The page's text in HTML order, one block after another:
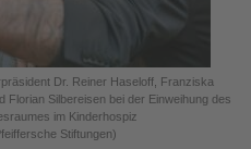
Dr. Reiner Haseloff, Franziska
Florian Silbereisen bei der Einweihung des
im Kinderhospiz
Stiftungen)